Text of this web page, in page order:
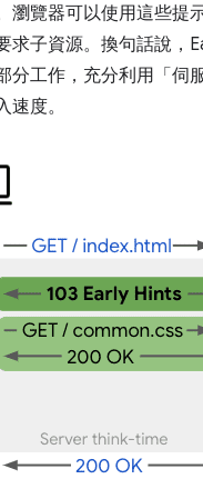
瀏覽器可以使用這些提
求子資源。換句話說，
分工作，充分利用「伺
度。